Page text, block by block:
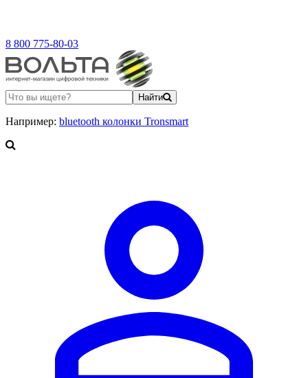
8 800 775-80-03
Найти
Например: bluetooth колонки Tronsmart